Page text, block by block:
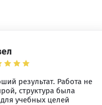
результат. Работа не
структура была
учебных целей